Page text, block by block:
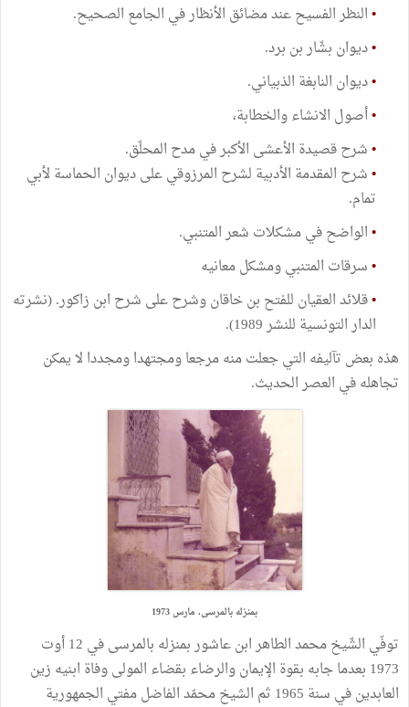
•النظر الفسيح عند مضائق الأنظار في الجامع الصحيح.
•ديوان بشّار بن برد.
•ديوان النابغة الذبياني.
•أصول الانشاء والخطابة،
•شرح قصيدة الأعشى الأكبر في مدح المحلّق.
•شرح المقدمة الأدبية لشرح المرزوقي على ديوان الحماسة لأبي
تمام.
•الواضح في مشكلات شعر المتنبي.
•سرقات المتنبي ومشكل معانيه
•قلائد العقيان للفتح بن خاقان وشرح على شرح ابن زاكور. (نشرته
الدار التونسية للنشر 1989).
هذه بعض تآليفه التي جعلت منه مرجعا ومجتهدا ومجددا لا يمكن
تجاهله في العصر الحديث.
بمنزله بالمرسى. مارس 1973
توفّي الشّيخ محمد الطاهر ابن عاشور بمنزله بالمرسى في 12 أوت
1973 بعدما جابه بقوة الإيمان والرضاء بقضاء المولى وفاة ابنيه زين
العابدين في سنة 1965 ثم الشيخ محمّد الفاضل مفتي الجمهورية